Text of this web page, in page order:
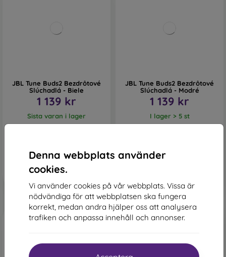
Denna webbplats använder
cookies.
Vi använder cookies på vår webbplats. Vissa är
nödvändiga för att webbplatsen ska fungera
korrekt, medan andra hjälper oss att analysera
trafiken och anpassa innehåll och annonser.
JBL Tune Buds2 Bezdrôtové
Slúchadlá - Biele
1 139 kr
Sista varan i lager
JBL Tune Buds2 Bezdrôtové
Slúchadlá - Modré
1 139 kr
I lager > 5 st